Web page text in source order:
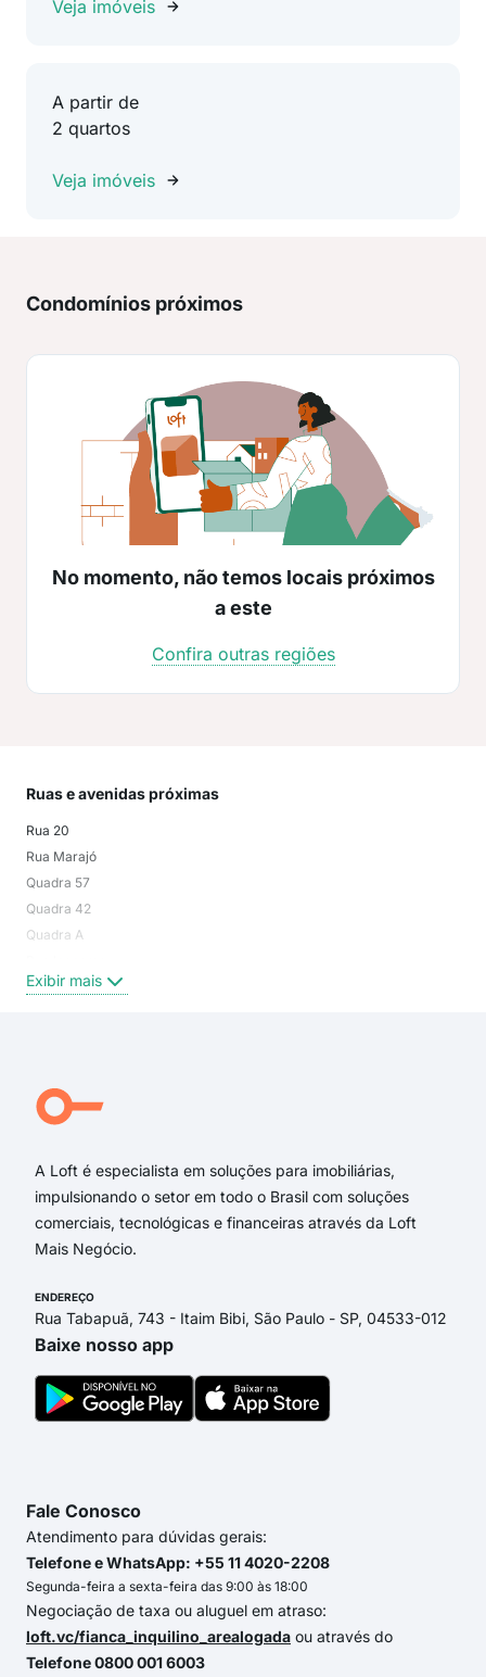
Veja imóveis
A partir de
2 quartos
Veja imóveis
Condomínios próximos
No momento, não temos locais próximos
a este
Confira outras regiões
Ruas e avenidas próximas
Rua 20
Rua Marajó
Quadra 57
Quadra 42
Quadra A
Quadra QI 1
Quadra 56
Rua 13 Quadra 26 Lote
Exibir mais
A Loft é especialista em soluções para imobiliárias,
impulsionando o setor em todo o Brasil com soluções
comerciais, tecnológicas e financeiras através da Loft
Mais Negócio.
ENDEREÇO
Rua Tabapuã, 743 - Itaim Bibi, São Paulo - SP, 04533-012
Baixe nosso app
Fale Conosco
Atendimento para dúvidas gerais:
Telefone e WhatsApp: +55 11 4020-2208
Segunda-feira a sexta-feira das 9:00 às 18:00
Negociação de taxa ou aluguel em atraso:
loft.vc/fianca_inquilino_arealogada ou através do
Telefone 0800 001 6003